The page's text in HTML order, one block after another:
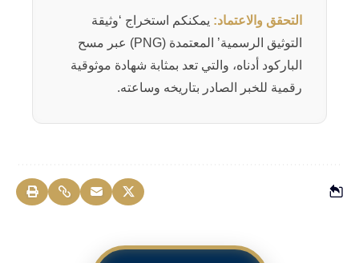
التحقق والاعتماد: يمكنكم استخراج ‘وثيقة
التوثيق الرسمية’ المعتمدة (PNG) عبر مسح
الباركود أدناه، والتي تعد بمثابة شهادة موثوقية
رقمية للخبر الصادر بتاريخه وساعته.